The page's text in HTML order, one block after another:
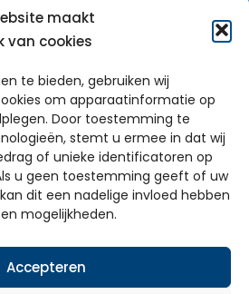
maakt
van cookies
te bieden, gebruiken wij
om apparaatinformatie op
Door toestemming te
stemt u ermee in dat wij
of unieke identificatoren op
u geen toestemming geeft of uw
dit een nadelige invloed hebben
mogelijkheden.
Accepteren
van Gelderland
ons direct